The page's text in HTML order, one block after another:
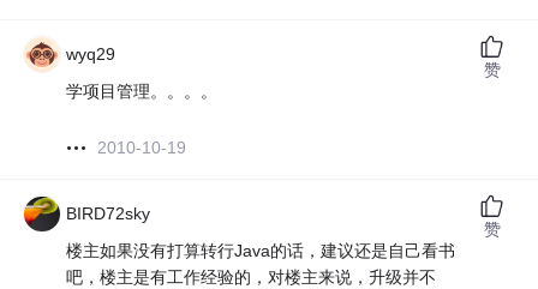
wyq29
学项目管理。。。。
2010-10-19
赞
BIRD72sky
楼主如果没有打算转行Java的话，建议还是自己看书
吧，楼主是有工作经验的，对楼主来说，升级并不
赞